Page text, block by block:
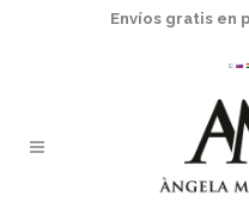
Envíos gratis en